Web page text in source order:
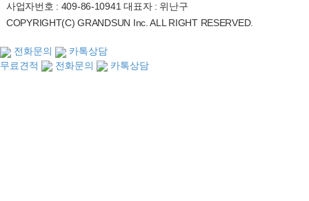
사업자번호 : 409-86-10941 대표자 : 위난구
COPYRIGHT(C) GRANDSUN Inc. ALL RIGHT RESERVED.
전화문의
카톡상담
무료견적
전화문의 카톡상담